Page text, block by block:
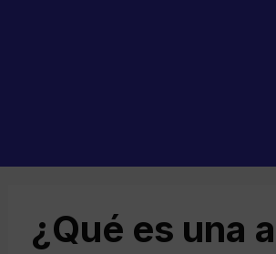
¿Qué es una